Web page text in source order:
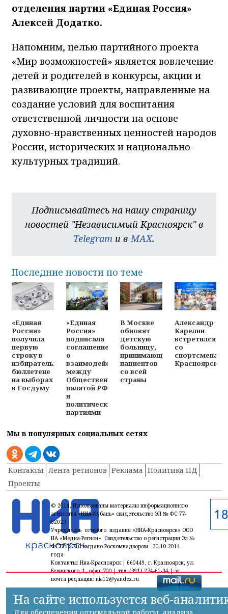
отделения партии «Единая Россия»
Алексей Додатко.
Напомним, целью партийного проекта
«Мир возможностей» является вовлечение
детей и родителей в конкурсы, акции и
развивающие проекты, направленные на
создание условий для воспитания
ответственной личности на основе
духовно-нравственных ценностей народов
России, исторических и национально-
культурных традиций.
Подписывайтесь на нашу страницу
новостей "Независимый Красноярск" в
Telegram и вMAX.
Последние новости по теме
«Единая
Россия»
получила
первую
строку в
избирательном
бюллетене
на выборах
в Госдуму
«Единая
Россия»
подписала
соглашение
о
взаимодействии
между
Общественной
палатой РФ
и
политическими
партиями
В Москве
обновят
детскую
больницу,
принимающую
пациентов
со всей
страны
Александр
Карелин
встретился
со
спортсменами
Красноярска
Мы в популярных социальных сетях
Контакты Лента регионов Реклама Политика ПД
Проекты
© 2014, Использованы материалы информационного
агентства «НИА-Кубань» свидетельство ЭЛ № ФС 77-
52023
Учредитель сетевого издания «НИА-Красноярск» ООО
ИА «Медиа-Регион» Свидетельство о регистрации Эл №
ФС77-59710 выдано Роскомнадзором 30.10.2014
года
Контакты: Ниа-Красноярск | 660449, г. Красноярск, ул.
Белинского, 1, офис 700 | тел. (391) 274-61-34,| эл.
почта редакции: nia12@yandex.ru
На сайте используется веб-